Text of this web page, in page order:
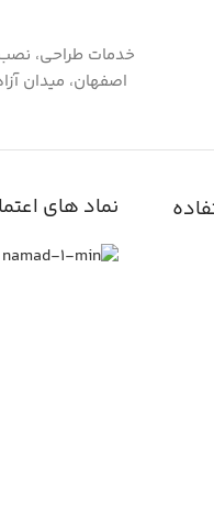
خدمات طراحی، نصب
اصفهان، میدان
نماد های